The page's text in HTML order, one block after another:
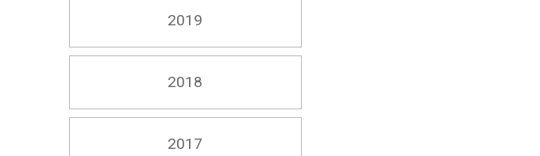
2019
2018
2017